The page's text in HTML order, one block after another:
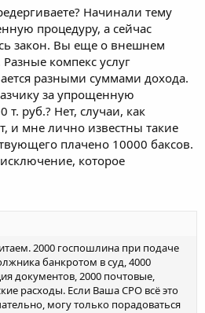
Начинали тему
процедуру, а сейчас
закон. Вы еще о внешнем
компекс услуг
разными суммами дохода.
за упрощенную
т. руб.? Нет, случаи, как
и мне лично известны такие
плачено 10000 баксов.
которое
2000 госпошлина при подаче
банкротом в суд, 4000
документов, 2000 почтовые,
расходы. Если Ваша СРО всё это
могу только порадоваться